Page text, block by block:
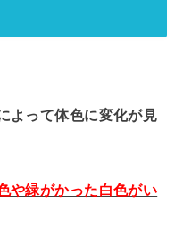
よって体色に変化が見
や緑がかった白色がい